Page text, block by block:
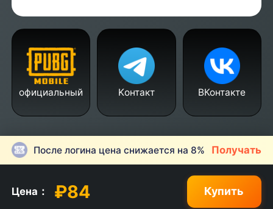
официальный Kонтакт ВКонтакте
После логина цена снижается на 8% Получать
Цена： ₽84 Купить